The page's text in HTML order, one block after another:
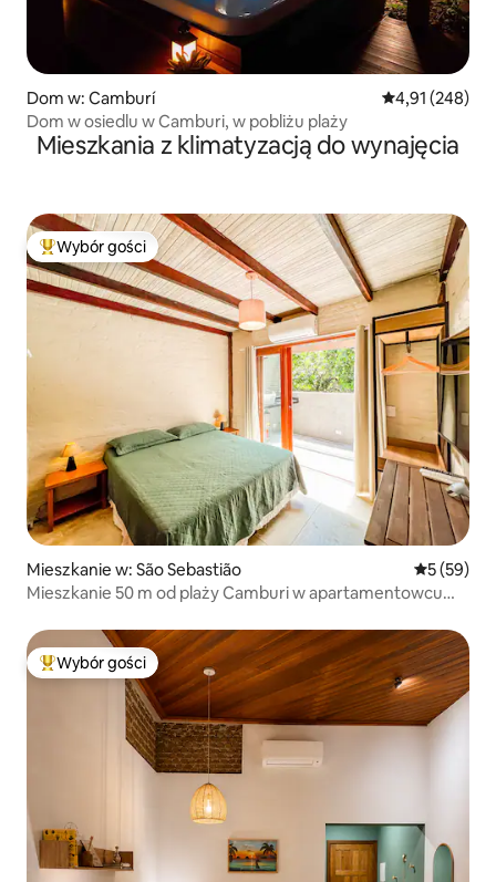
Dom w: Camburí Średnia
4,91 (248)
Dom w osiedlu w Camburi, w pobliżu plaży
Mieszkania z klimatyzacją do wynajęcia
Najpopularniejsze z kategorii Wybór gości
Wybór gości
Mieszkanie w: São Sebastião Średnia
5 (59)
Mieszkanie 50 m od plaży Camburi w apartamentowcu
Najpopularniejsze z kategorii Wybór gości
Wybór gości